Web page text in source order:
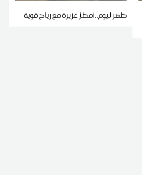
ظهر اليوم.. أمطار غزيرة مع رياح قوية